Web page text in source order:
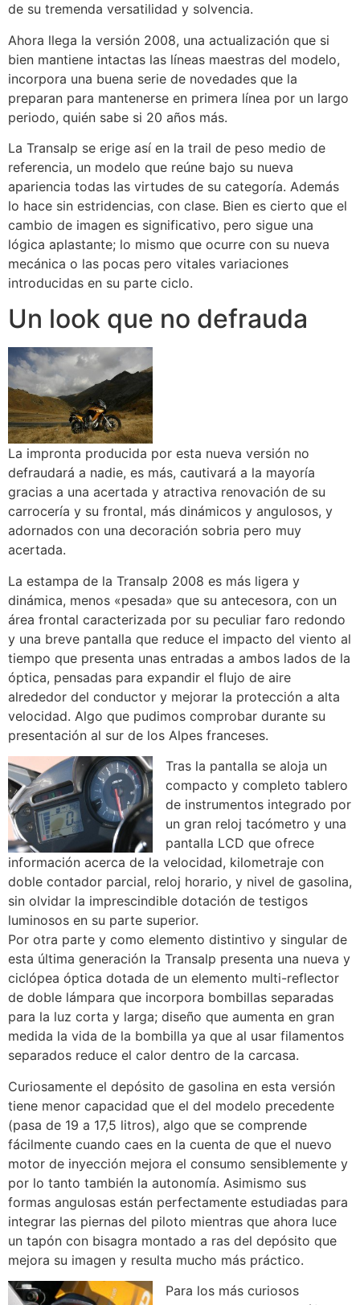
de su tremenda versatilidad y solvencia.
Ahora llega la versión 2008, una actualización que si
bien mantiene intactas las líneas maestras del modelo,
incorpora una buena serie de novedades que la
preparan para mantenerse en primera línea por un largo
periodo, quién sabe si 20 años más.
La Transalp se erige así en la trail de peso medio de
referencia, un modelo que reúne bajo su nueva
apariencia todas las virtudes de su categoría. Además
lo hace sin estridencias, con clase. Bien es cierto que el
cambio de imagen es significativo, pero sigue una
lógica aplastante; lo mismo que ocurre con su nueva
mecánica o las pocas pero vitales variaciones
introducidas en su parte ciclo.
Un look que no defrauda
La impronta producida por esta nueva versión no
defraudará a nadie, es más, cautivará a la mayoría
gracias a una acertada y atractiva renovación de su
carrocería y su frontal, más dinámicos y angulosos, y
adornados con una decoración sobria pero muy
acertada.
La estampa de la Transalp 2008 es más ligera y
dinámica, menos «pesada» que su antecesora, con un
área frontal caracterizada por su peculiar faro redondo
y una breve pantalla que reduce el impacto del viento al
tiempo que presenta unas entradas a ambos lados de la
óptica, pensadas para expandir el flujo de aire
alrededor del conductor y mejorar la protección a alta
velocidad. Algo que pudimos comprobar durante su
presentación al sur de los Alpes franceses.
Tras la pantalla se aloja un
compacto y completo tablero
de instrumentos integrado por
un gran reloj tacómetro y una
pantalla LCD que ofrece
información acerca de la velocidad, kilometraje con
doble contador parcial, reloj horario, y nivel de gasolina,
sin olvidar la imprescindible dotación de testigos
luminosos en su parte superior.
Por otra parte y como elemento distintivo y singular de
esta última generación la Transalp presenta una nueva y
ciclópea óptica dotada de un elemento multi-reflector
de doble lámpara que incorpora bombillas separadas
para la luz corta y larga; diseño que aumenta en gran
medida la vida de la bombilla ya que al usar filamentos
separados reduce el calor dentro de la carcasa.
Curiosamente el depósito de gasolina en esta versión
tiene menor capacidad que el del modelo precedente
(pasa de 19 a 17,5 litros), algo que se comprende
fácilmente cuando caes en la cuenta de que el nuevo
motor de inyección mejora el consumo sensiblemente y
por lo tanto también la autonomía. Asimismo sus
formas angulosas están perfectamente estudiadas para
integrar las piernas del piloto mientras que ahora luce
un tapón con bisagra montado a ras del depósito que
mejora su imagen y resulta mucho más práctico.
Para los más curiosos